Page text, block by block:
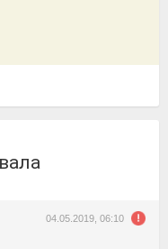
04.05.2019, 06:10